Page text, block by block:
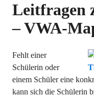
Leitfragen
– VWA-
Fehlt einer
Schülerin oder
einem Schüler eine
kann sich die Schülerin